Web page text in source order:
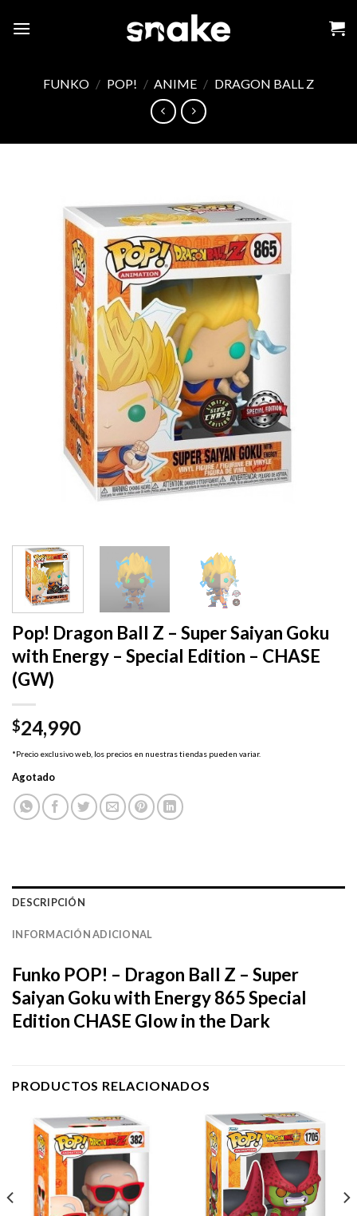
FUNKO / POP! / ANIME / DRAGON BALL Z
Pop! Dragon Ball Z – Super Saiyan Goku
with Energy – Special Edition – CHASE
(GW)
$24,990
*Precio exclusivo web, los precios en nuestras tiendas pueden variar.
Agotado
DESCRIPCIÓN
INFORMACIÓN ADICIONAL
Funko POP! – Dragon Ball Z – Super
Saiyan Goku with Energy 865 Special
Edition CHASE Glow in the Dark
PRODUCTOS RELACIONADOS